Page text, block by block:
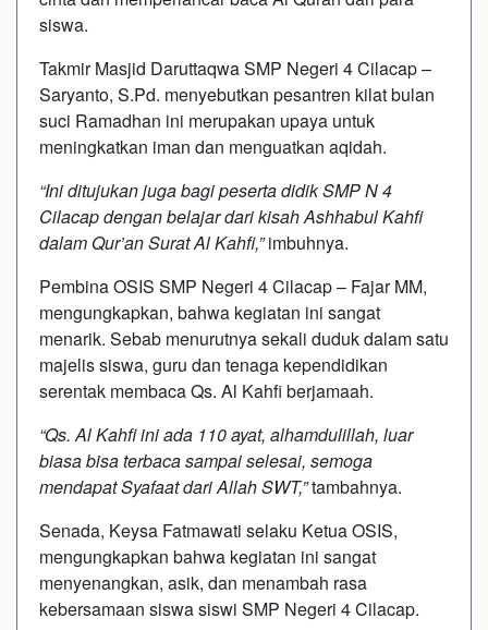
siswa.
Takmir Masjid Daruttaqwa SMP Negeri 4 Cilacap –
Saryanto, S.Pd. menyebutkan pesantren kilat bulan
suci Ramadhan ini merupakan upaya untuk
meningkatkan iman dan menguatkan aqidah.
“Ini ditujukan juga bagi peserta didik SMP N 4
Cilacap dengan belajar dari kisah Ashhabul Kahfi
dalam Qur’an Surat Al Kahfi,”imbuhnya.
Pembina OSIS SMP Negeri 4 Cilacap – Fajar MM,
mengungkapkan, bahwa kegiatan ini sangat
menarik. Sebab menurutnya sekali duduk dalam satu
majelis siswa, guru dan tenaga kependidikan
serentak membaca Qs. Al Kahfi berjamaah.
“Qs. Al Kahfi ini ada 110 ayat, alhamdulillah, luar
biasa bisa terbaca sampai selesai, semoga
mendapat Syafaat dari Allah SWT,”tambahnya.
Senada, Keysa Fatmawati selaku Ketua OSIS,
mengungkapkan bahwa kegiatan ini sangat
menyenangkan, asik, dan menambah rasa
kebersamaan siswa siswi SMP Negeri 4 Cilacap.